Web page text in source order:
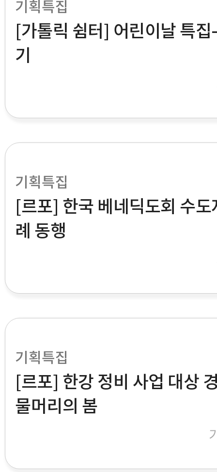
기획특집
[가톨릭 쉼터] 어린이날 특
기
기획특집
[르포] 한국 베네딕도회 수
례 동행
기획특집
[르포] 한강 정비 사업 대상
물머리의 봄